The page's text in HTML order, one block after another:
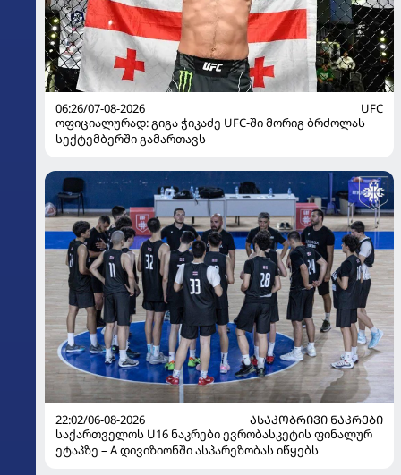
06:26/07-08-2026
UFC
ოფიციალურად: გიგა ჭიკაძე UFC-ში მორიგ ბრძოლას
სექტემბერში გამართავს
22:02/06-08-2026
ᲐᲡᲐᲙᲝᲑᲠᲘᲕᲘ ᲜᲐᲙᲠᲔᲑᲘ
საქართველოს U16 ნაკრები ევრობასკეტის ფინალურ
ეტაპზე – A დივიზიონში ასპარეზობას იწყებს